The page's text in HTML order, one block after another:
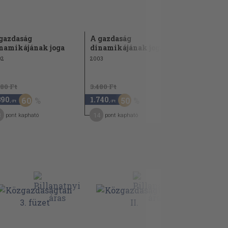
joga
Ft
,-Ft 60
pont kapható
A gazdaság
dinamikájának joga
2003
3.480 Ft
1.740 ,-Ft 50
pont kapható